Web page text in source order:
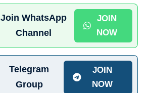
Join WhatsApp
Channel
JOIN
NOW
Telegram
Group
JOIN
NOW